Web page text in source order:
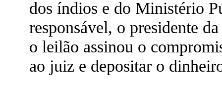
dos índios e do Ministério
responsável, o presidente
o leilão assinou o
ao juiz e depositar o